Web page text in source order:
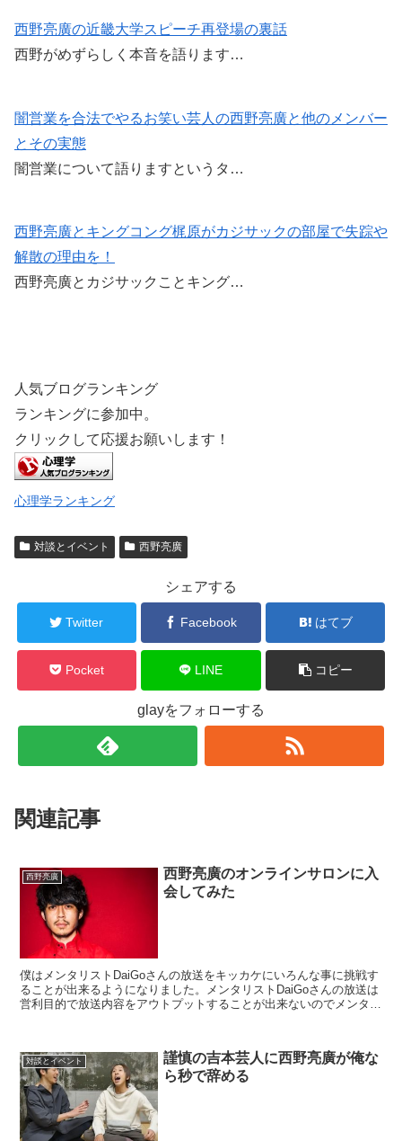
b
o
k
西野亮廣の近畿大学スピーチ再登場の裏話
西野がめずらしく本音を語ります…
闇営業を合法でやるお笑い芸人の西野亮廣と他のメンバー
とその実態
闇営業について語りますというタ…
西野亮廣とキングコング梶原がカジサックの部屋で失踪や
解散の理由を！
西野亮廣とカジサックことキング…
人気ブログランキング
ランキングに参加中。
クリックして応援お願いします！
心理学ランキング
対談とイベント 西野亮廣
シェアする
Twitter Facebook はてブ
Pocket LINE コピー
glayをフォローする
関連記事
西野亮廣
西野亮廣のオンラインサロンに入
会してみた
僕はメンタリストDaiGoさんの放送をキッカケにいろんな事に挑戦す
ることが出来るようになりました。メンタリストDaiGoさんの放送は
営利目的で放送内容をアウトプットすることが出来ないのでメンタリ
対談とイベント
謹慎の吉本芸人に西野亮廣が俺な
ら秒で辞める